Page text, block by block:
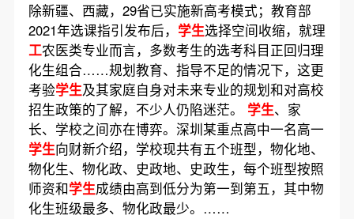
除新疆、西藏，29省已实施新高考模式；教育部
2021年选课指引发布后， 学生选择空间收缩，就理
工农医类专业而言，多数考生的选考科目正回归理
化生组合……规划教育、指导不足的情况下，这更
考验学生及其家庭自身对未来专业的规划和对高校
招生政策的了解，不少人仍陷迷茫。 学生、家
长、学校之间亦在博弈。深圳某重点高中一名高一
学生向财新介绍，学校现共有五个班型，物化地、
物化生、物化政、史政地、史政生，每个班型按照
师资和学生成绩由高到低分为第一到第五，其中物
化生班级最多、物化政最少。……